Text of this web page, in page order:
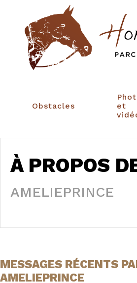
Obstacles
et
À PROPOS
AMELIEPRINCE
MESSAGES RÉCENTS
AMELIEPRINCE